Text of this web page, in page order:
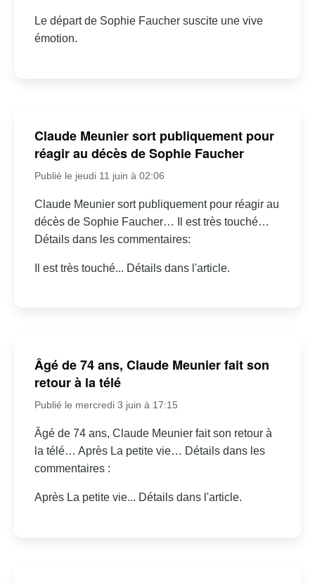
Le départ de Sophie Faucher suscite une vive
émotion.
Claude Meunier sort publiquement pour
réagir au décès de Sophie Faucher
Publié le jeudi 11 juin à 02:06
Claude Meunier sort publiquement pour réagir au
décès de Sophie Faucher… Il est très touché…
Détails dans les commentaires:
Il est très touché... Détails dans l'article.
Âgé de 74 ans, Claude Meunier fait son
retour à la télé
Publié le mercredi 3 juin à 17:15
Âgé de 74 ans, Claude Meunier fait son retour à
la télé… Après La petite vie… Détails dans les
commentaires :
Après La petite vie... Détails dans l'article.